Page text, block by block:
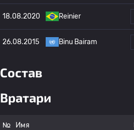
18.08.2020 Reinier
26.08.2015 Binu Bairam
Состав
Вратари
№ Имя